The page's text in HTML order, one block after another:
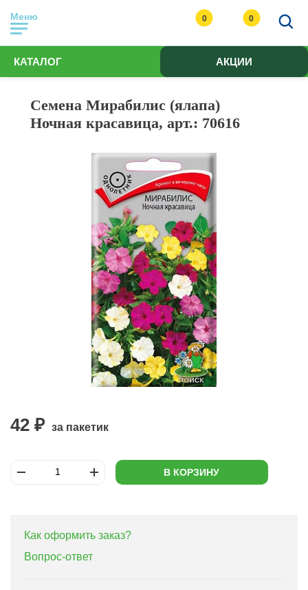
Меню 0 0
КАТАЛОГ АКЦИИ
Семена Мирабилис (ялапа)
Ночная красавица, арт.: 70616
42 ₽ за пакетик
В КОРЗИНУ
Как оформить заказ?
Вопрос-ответ